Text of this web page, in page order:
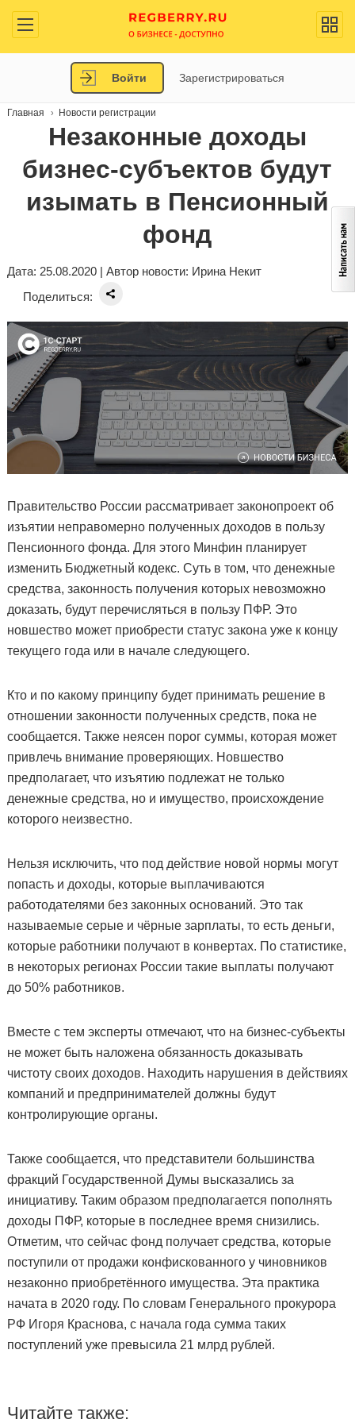
Войти Зарегистрироваться
Главная Новости регистрации
Незаконные доходы
бизнес-субъектов будут
изымать в Пенсионный
фонд
Дата: 25.08.2020 | Автор новости: Ирина Некит
Поделиться:
Правительство России рассматривает законопроект об
изъятии неправомерно полученных доходов в пользу
Пенсионного фонда. Для этого Минфин планирует
изменить Бюджетный кодекс. Суть в том, что денежные
средства, законность получения которых невозможно
доказать, будут перечисляться в пользу ПФР. Это
новшество может приобрести статус закона уже к концу
текущего года или в начале следующего.
Кто и по какому принципу будет принимать решение в
отношении законности полученных средств, пока не
сообщается. Также неясен порог суммы, которая может
привлечь внимание проверяющих. Новшество
предполагает, что изъятию подлежат не только
денежные средства, но и имущество, происхождение
которого неизвестно.
Нельзя исключить, что под действие новой нормы могут
попасть и доходы, которые выплачиваются
работодателями без законных оснований. Это так
называемые серые и чёрные зарплаты, то есть деньги,
которые работники получают в конвертах. По статистике,
в некоторых регионах России такие выплаты получают
до 50% работников.
Вместе с тем эксперты отмечают, что на бизнес-субъекты
не может быть наложена обязанность доказывать
чистоту своих доходов. Находить нарушения в действиях
компаний и предпринимателей должны будут
контролирующие органы.
Также сообщается, что представители большинства
фракций Государственной Думы высказались за
инициативу. Таким образом предполагается пополнять
доходы ПФР, которые в последнее время снизились.
Отметим, что сейчас фонд получает средства, которые
поступили от продажи конфискованного у чиновников
незаконно приобретённого имущества. Эта практика
начата в 2020 году. По словам Генерального прокурора
РФ Игоря Краснова, с начала года сумма таких
поступлений уже превысила 21 млрд рублей.
Читайте также: